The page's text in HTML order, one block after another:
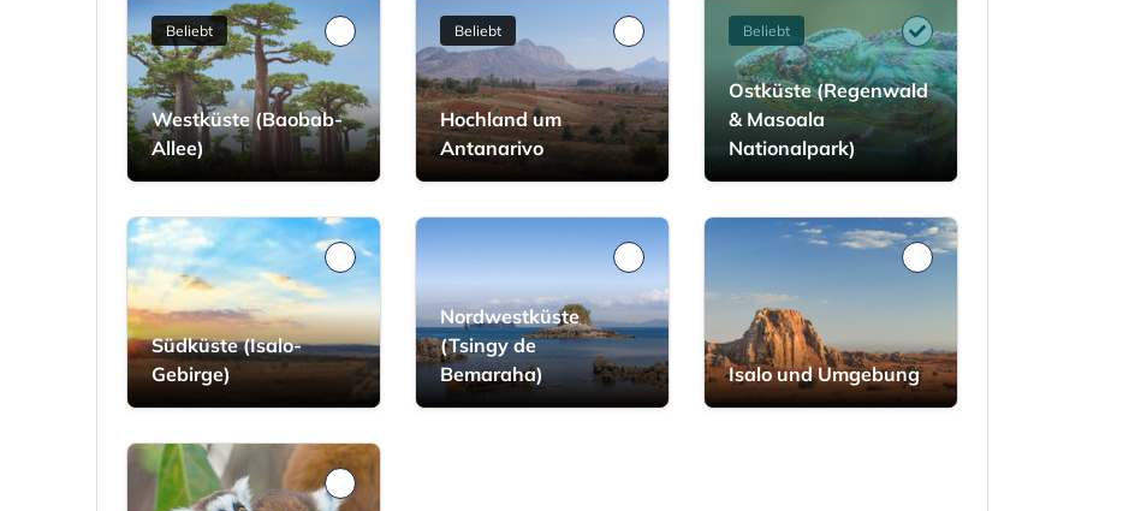
Beliebt
Westküste (Baobab-
Allee)
Beliebt
Hochland um
Antanarivo
Beliebt
Ostküste (Regenwald
& Masoala
Nationalpark)
Südküste (Isalo-
Gebirge)
Nordwestküste
(Tsingy de
Bemaraha)
Isalo und Umgebung